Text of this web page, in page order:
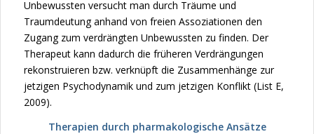
Unbewussten versucht man durch Träume und
Traumdeutung anhand von freien Assoziationen den
Zugang zum verdrängten Unbewussten zu finden. Der
Therapeut kann dadurch die früheren Verdrängungen
rekonstruieren bzw. verknüpft die Zusammenhänge zur
jetzigen Psychodynamik und zum jetzigen Konflikt (List E,
2009).
Therapien durch pharmakologische Ansätze